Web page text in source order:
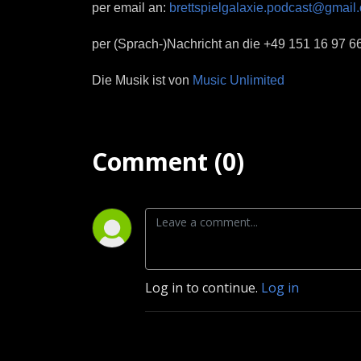
per email an:
per (Sprach-)Nachricht an die +49 151 16 97
Die Musik ist von Music Unlimited
Comment (0)
Log in to continue. Log in